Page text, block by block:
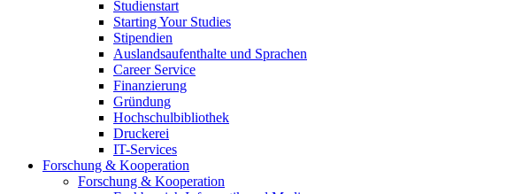
Studienstart
Starting Your Studies
Stipendien
Auslandsaufenthalte und Sprachen
Career Service
Finanzierung
Gründung
Hochschulbibliothek
Druckerei
IT-Services
Forschung & Kooperation
Forschung & Kooperation